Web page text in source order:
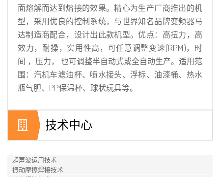
技术中心
超声波运用技术
振动摩擦焊接技术
面熔解而达到熔接的效果。精心为生产厂商推出的机
型，采用优良的控制系统，与世界知名品牌变频器马
达制造商配合，设计出此款机型。优点：高扭力，高
效力，耐操，实用性高，可任意调整变速(RPM)，时
间 ，压力， 也可调整半自动式或全自动生产。适用范
围：汽机车滤油杯、喷水接头、浮标、油漆桶、热水
瓶气胆、PP保温杯、球状玩具等。